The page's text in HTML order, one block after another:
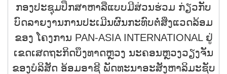
ກອງປະຊຸມປຶກສາຫາລືແບບມີສ່ວນຮ່ວມ ກ່ຽວກັບ
ບົດລາຍງານການປະເມີນຜົນກະທົບຕໍ່ສິ່ງແວດລ້ອມ
ຂອງ ໂຄງການ PAN-ASIA INTERNATIONAL ຢູ່
ເຂດເສດຖະກິດບຶງທາດຫຼວງ ນະຄອນຫຼວງວຽງຈັນ
ຂອງບໍລິສັດ ອ້ອມອາຊີ ພັດທະນາອະສັງຫາລິມະຊັບ